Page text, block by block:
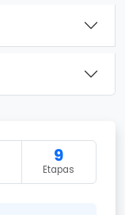
9
Etapas